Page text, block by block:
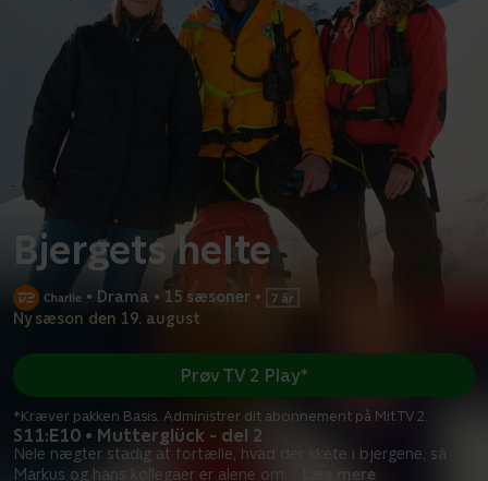
Bjergets helte
• Drama • 15 sæsoner •
Ny sæson den 19. august
S11:E10 • Mutterglück - del 2
Nele nægter stadig at fortælle, hvad der skete i bjergene, så
Markus og hans kollegaer er alene om
Læs mere
Prøv TV 2 Play*
*Kræver pakken Basis. Administrer dit abonnement på Mit TV 2.